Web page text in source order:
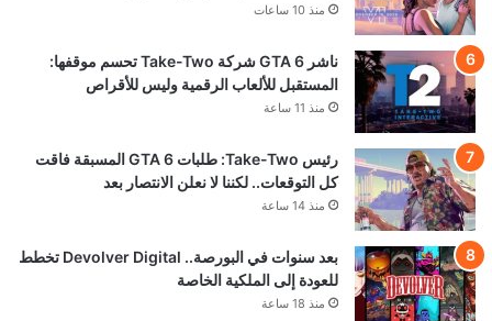
منذ 10 ساعات
ناشر GTA 6 شركة Take-Two تحسم موقفها:
المستقبل للألعاب الرقمية وليس للأقراص
منذ 11 ساعة
رئيس Take-Two: طلبات GTA 6 المسبقة فاقت
كل التوقعات.. لكننا لا نعلن الانتصار بعد
منذ 14 ساعة
بعد سنوات في البورصة.. Devolver Digital تخطط
للعودة إلى الملكية الخاصة
منذ 18 ساعة